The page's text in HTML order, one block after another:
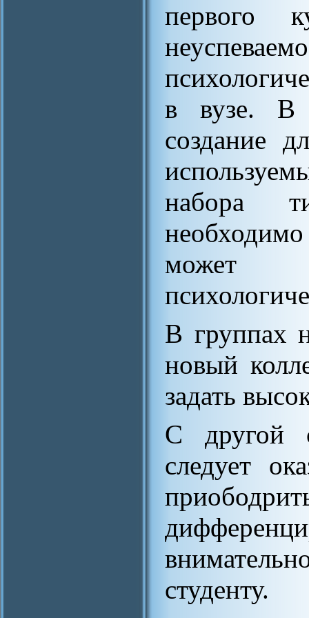
первого
в вузе. В
создание
набора
может
В группах
новый
задать
С другой
следует
студенту.